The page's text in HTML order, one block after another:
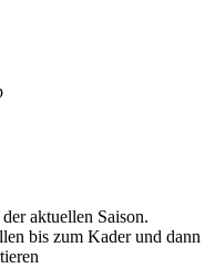
aktuellen Saison.
bis zum Kader und dann